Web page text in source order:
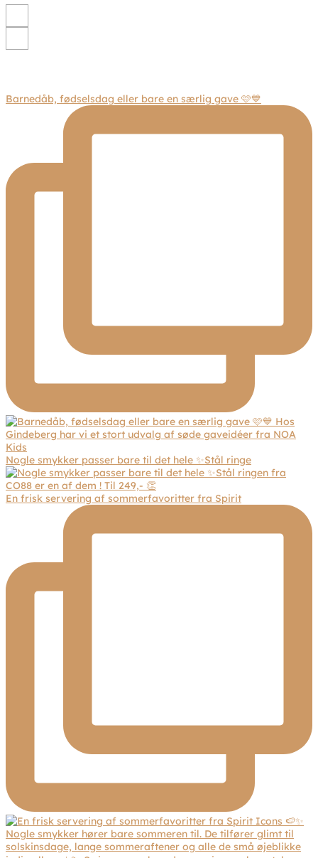
Barnedåb, fødselsdag eller bare en særlig gave 🩷💙
Nogle smykker passer bare til det hele ✨Stål ringe
En frisk servering af sommerfavoritter fra Spirit